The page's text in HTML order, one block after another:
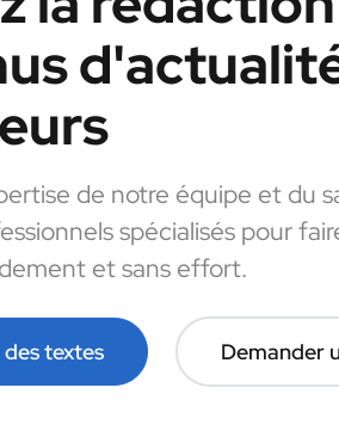
de notre équipe et du
spécialisés pour
et sans effort.
textes Demander